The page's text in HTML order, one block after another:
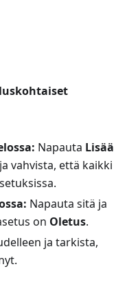
Napauta Lisää
ja vahvista, että kaikki
Napauta sitä ja
on Oletus.
ja tarkista,